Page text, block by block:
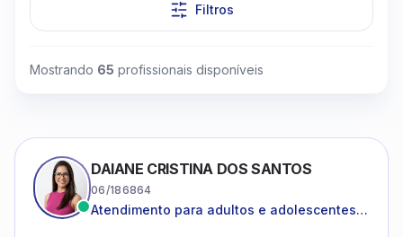
Filtros
Mostrando 65 profissionais disponíveis
DAIANE CRISTINA DOS SANTOS
06/186864
Atendimento para adultos e adolescentes a